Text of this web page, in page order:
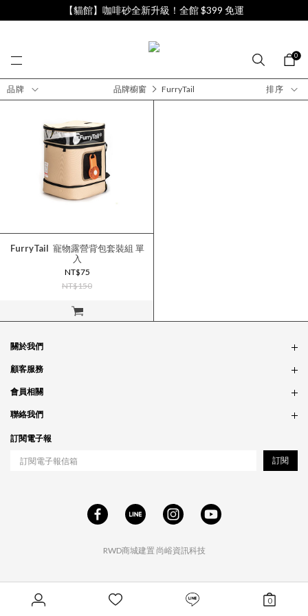
【貓館】咖啡砂全新升級！全館 $399 免運
0
0
品牌 排序
品牌櫥窗 FurryTail
立即購買
FurryTail
入
NT$75
NT$150
RWD商城建置 尚峪資訊科技
關於我們
品牌故事
銷售據點
隱私政策
食品法規
顧客服務
訂單問題
付款問題
配送問題
退貨問題
會員相關
會員制度
紅利制度
聯絡我們
合作相關
工作職缺
訂閱電子報
訂閱